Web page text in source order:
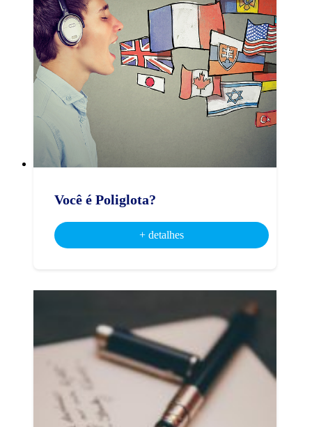
Você é Poliglota?
+ detalhes